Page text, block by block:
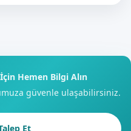
Hemen Bilgi Alın
güvenle ulaşabilirsiniz.
Et